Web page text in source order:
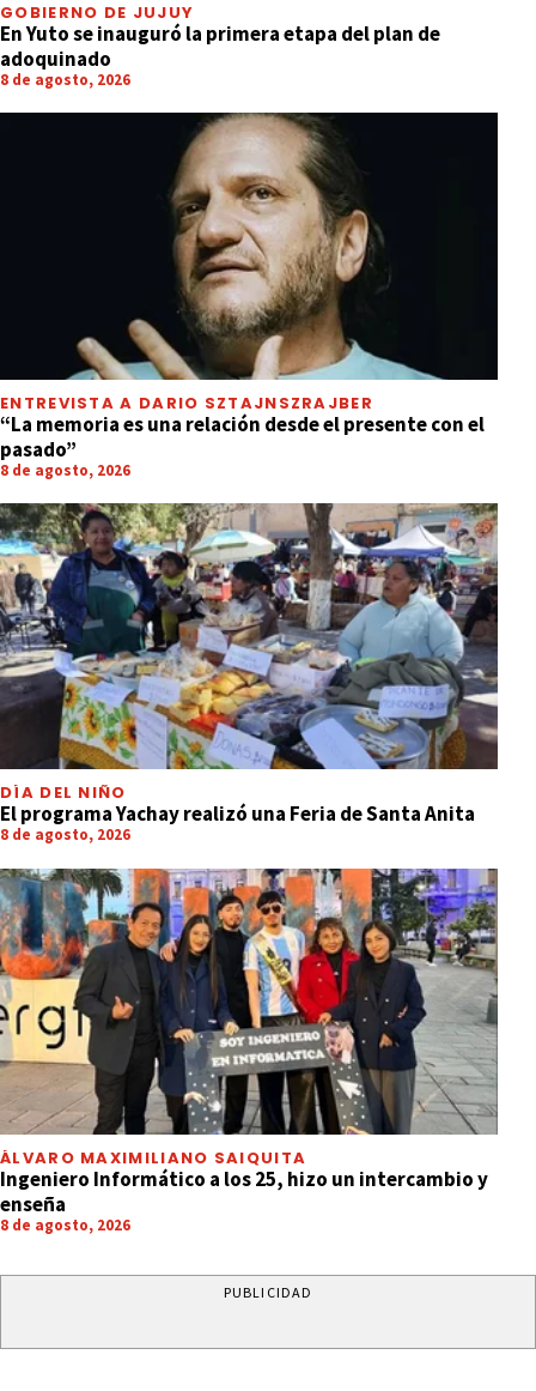
GOBIERNO DE JUJUY
En Yuto se inauguró la primera etapa del plan de
adoquinado
8 de agosto, 2026
ENTREVISTA A DARIO SZTAJNSZRAJBER
“La memoria es una relación desde el presente con el
pasado”
8 de agosto, 2026
DÍA DEL NIÑO
El programa Yachay realizó una Feria de Santa Anita
8 de agosto, 2026
ÁLVARO MAXIMILIANO SAIQUITA
Ingeniero Informático a los 25, hizo un intercambio y
enseña
8 de agosto, 2026
PUBLICIDAD